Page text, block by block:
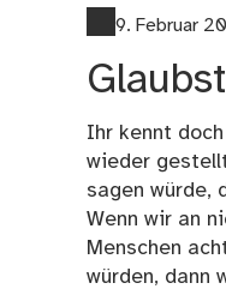
9. Februar
Ihr kennt
wieder
sagen würde,
Wenn wir an
Menschen
würden, dann